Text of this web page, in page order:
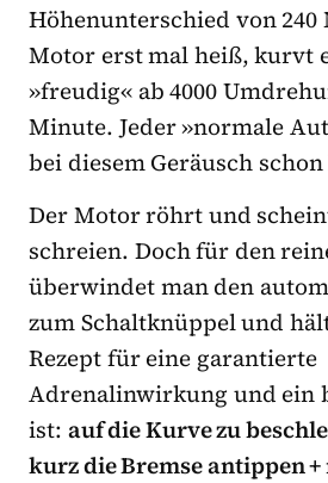
Höhenunterschied von
Motor erst mal heiß, kurvt
»freudig« ab 4000
Minute. Jeder »normale
bei diesem Geräusch
Der Motor röhrt und
schreien. Doch für den
überwindet man den
zum Schaltknüppel und
Rezept für eine garantierte
Adrenalinwirkung und ein
ist: auf die Kurve zu
kurz die Bremse antippen